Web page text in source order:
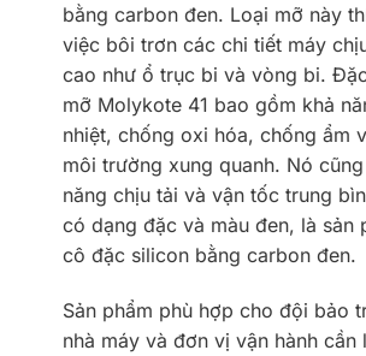
bằng carbon đen. Loại mỡ này
việc bôi trơn các chi tiết máy
cao như ổ trục bi và vòng bi.
mỡ Molykote 41 bao gồm khả
nhiệt, chống oxi hóa, chống ẩm
môi trường xung quanh. Nó
năng chịu tải và vận tốc trung
có dạng đặc và màu đen, là sản
cô đặc silicon bằng carbon đen.
Sản phẩm phù hợp cho đội bảo
nhà máy và đơn vị vận hành cần